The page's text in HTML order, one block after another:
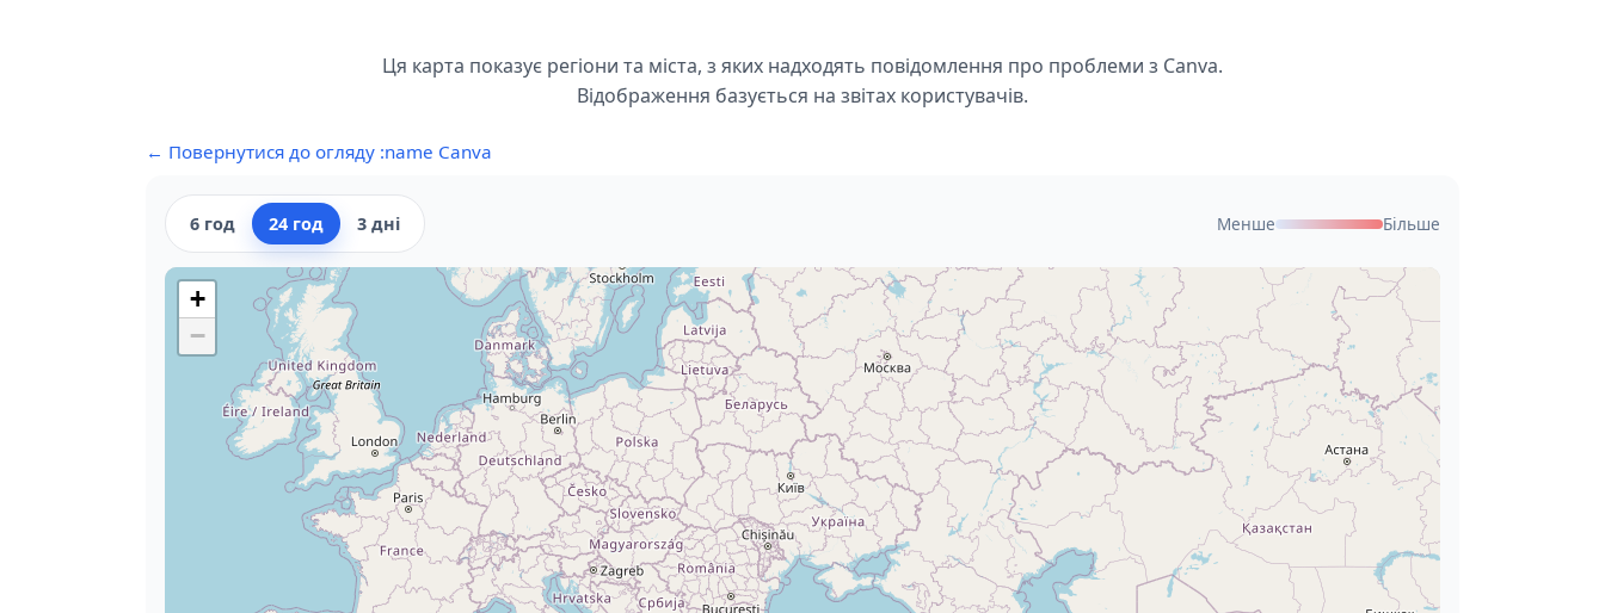
Ця карта показує регіони та міста, з яких надходять повідомлення про проблеми з Canva.
Відображення базується на звітах користувачів.
← Повернутися до огляду :name Canva
6 год 24 год 3 дні Менше Більше
+
−